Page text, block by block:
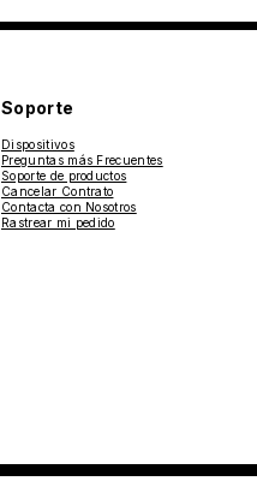
Soporte
Dispositivos
Preguntas más Frecuentes
Soporte de productos
Cancelar Contrato
Contacta con Nosotros
Rastrear mi pedido